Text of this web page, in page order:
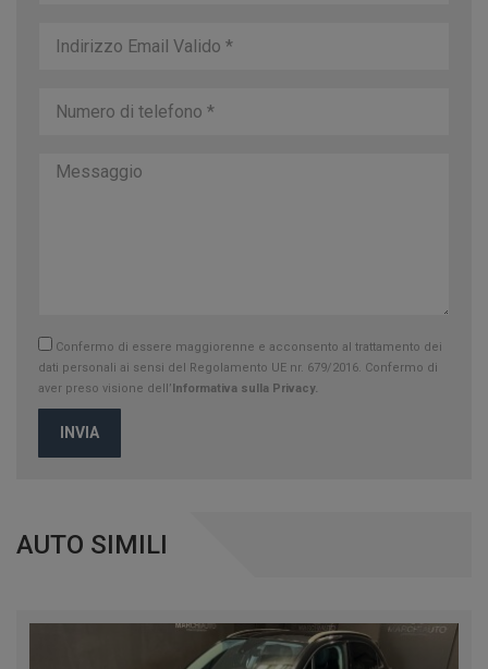
Confermo di essere maggiorenne e acconsento al trattamento dei
dati personali ai sensi del Regolamento UE nr. 679/2016. Confermo di
aver preso visione dell’ Informativa sulla Privacy.
INVIA
AUTO SIMILI